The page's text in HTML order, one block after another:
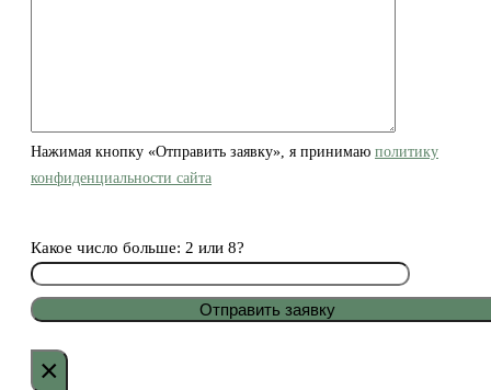
Нажимая кнопку «Отправить заявку», я принимаю политику
конфиденциальности сайта
Какое число больше: 2 или 8?
×